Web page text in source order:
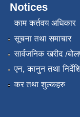
Notices
काम कर्तवय अधिकार
सूचना तथा समाचार
सार्वजनिक खरीद /
एन, कानुन तथा
कर तथा शुल्कहरु